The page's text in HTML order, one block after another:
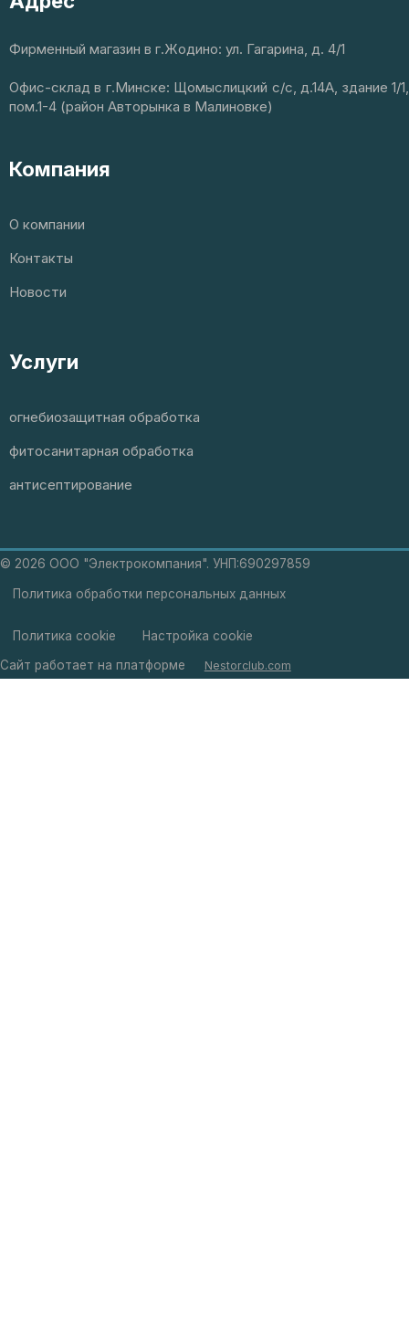
Фирменный магазин в г.Жодино: ул. Гагарина, д. 4/1
Офис-склад в г.Минске: Щомыслицкий с/с, д.14А, здание 1/1,
пом.1-4 (район Авторынка в Малиновке)
Компания
О компании
Контакты
Новости
Услуги
огнебиозащитная обработка
фитосанитарная обработка
антисептирование
© 2026 ООО "Электрокомпания". УНП:690297859
Политика обработки персональных данных
Политика cookie Настройка cookie
Сайт работает на платформе Nestorclub.com